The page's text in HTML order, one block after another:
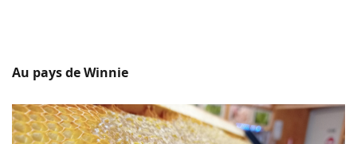
Au pays de Winnie